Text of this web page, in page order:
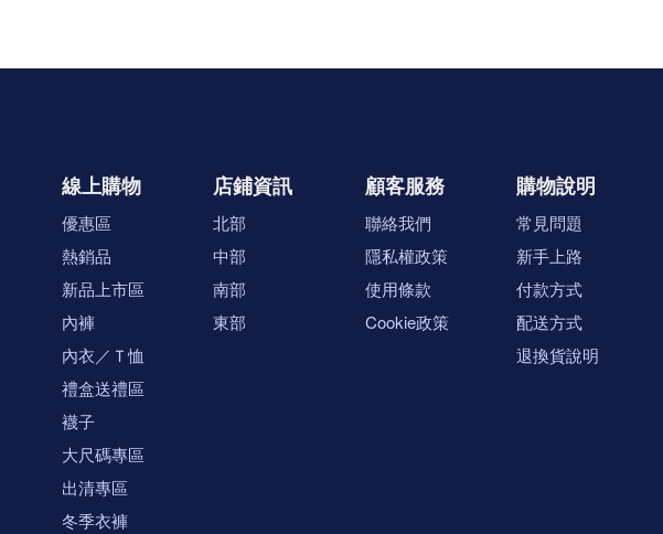
線上購物
優惠區
熱銷品
新品上市區
內褲
內衣／Ｔ恤
禮盒送禮區
襪子
大尺碼專區
出清專區
冬季衣褲
店鋪資訊
北部
中部
南部
東部
顧客服務
聯絡我們
隱私權政策
使用條款
Cookie政策
購物說明
常見問題
新手上路
付款方式
配送方式
退換貨說明